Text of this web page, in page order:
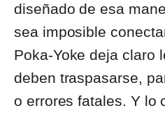
diseñado de esa
sea imposible
Poka-Yoke deja claro
deben traspasarse,
o errores fatales. Y lo